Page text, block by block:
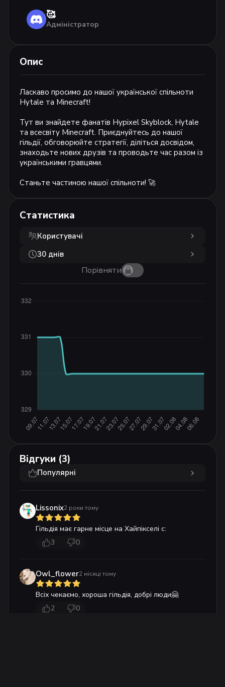
🥰
Адміністратор
Опис
Ласкаво просимо до нашої української спільноти
Hytale та Minecraft!
Тут ви знайдете фанатів Hypixel Skyblock, Hytale
та всесвіту Minecraft. Приєднуйтесь до нашої
гільдії, обговорюйте стратегії, діліться досвідом,
знаходьте нових друзів та проводьте час разом із
українськими гравцями.
Станьте частиною нашої спільноти! 🚀
Статистика
Користувачі
30 днів
Порівняти
Відгуки (3)
Популярні
Lissonix2 роки тому
Гільдія має гарне місце на Хайпікселі с:
3
0
Owl_flower2 місяці тому
Всіх чекаємо, хороша гільдія, добрі люди🤗
2
0